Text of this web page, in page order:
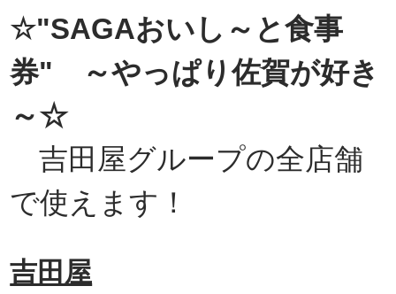
☆"SAGAおいし～と食事
券" ～やっぱり佐賀が好き
～☆
吉田屋グループの全店舗
で使えます！
吉田屋